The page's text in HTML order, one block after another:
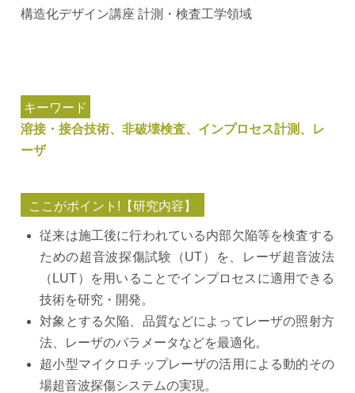
構造化デザイン講座 計測・検査工学領域
キーワード
溶接・接合技術、非破壊検査、インプロセス計測、レ
ーザ
ここがポイント!【研究内容】
従来は施工後に行われている内部欠陥等を検査する
ための超音波探傷試験（UT）を、レーザ超音波法
（LUT）を用いることでインプロセスに適用できる
技術を研究・開発。
対象とする欠陥、品質などによってレーザの照射方
法、レーザのパラメータなどを最適化。
超小型マイクロチップレーザの活用による動的その
場超音波探傷システムの実現。